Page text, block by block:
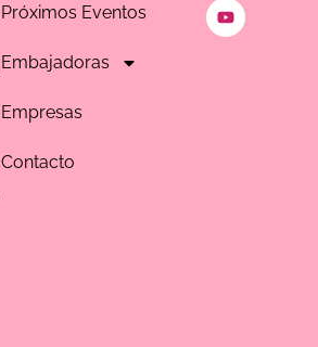
Próximos Eventos
Embajadoras
Empresas
Contacto